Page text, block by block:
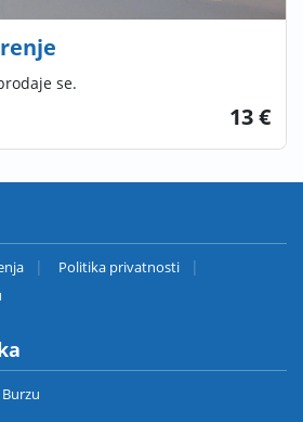
se.
13 €
Politika privatnosti